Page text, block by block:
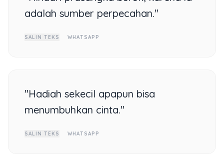
adalah sumber perpecahan."
SALIN TEKS WHATSAPP
"Hadiah sekecil apapun bisa
menumbuhkan cinta."
SALIN TEKS WHATSAPP